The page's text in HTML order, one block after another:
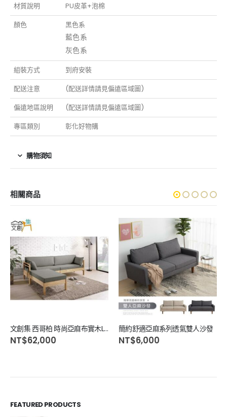
材質說明
PU皮革+泡棉
顏色
黑色系
藍色系
灰色系
組裝方式
到府安裝
配送注意
(配送詳情請見偏遠區域圖)
偏遠地區說明
(配送詳情請見偏遠區域圖)
專區類別
彰化好物購
購物須知
相關商品
文創集 西哥柏 時尚亞麻布實木L型沙發椅組合(二色可選＋四人座＋腳椅組合)
NT$62,000
簡約舒適亞麻系列透氣雙人沙發
NT$6,000
FEATURED PRODUCTS